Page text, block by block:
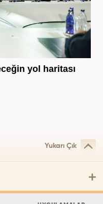
yol haritası
Yukarı Çık